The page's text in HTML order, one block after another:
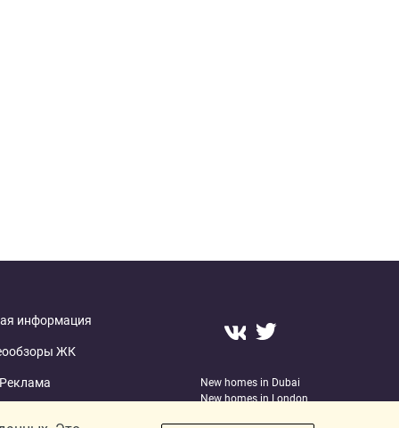
информация
ЖК
Реклама
New homes in Dubai
New homes in London